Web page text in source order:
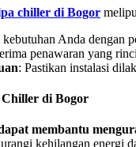
chiller di Bogor
Anda dengan
penawaran yang
: Pastikan instalasi
Chiller di Bogor
membantu
kehilangan energi